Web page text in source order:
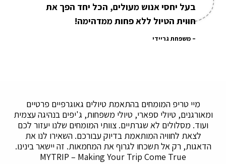
בעל יחסי אנוש מעולים, הכל יחד הפך את
חווית הטיול ללא פחות ממדהימה!
משפחת גריידי
מיי טריפ המומחים בהתאמת טיולים גאוגרפיים פרטיים
ומאורגנים, טיולי ספארי, טיולי משפחות, ג'יפים בנהיגה עצמית
ועוד. מסלולים לא שגרתיים. צוותי המומחים שלנו יעזור לכם
לצאת לחוויה המותאמת בדיוק עבורכם. השאירו לנו את
הדאגות, רק אל תשכחו לגרוף את המחמאות. זה יישאר בינינו.
MYTRIP – Making Your Trip Come True